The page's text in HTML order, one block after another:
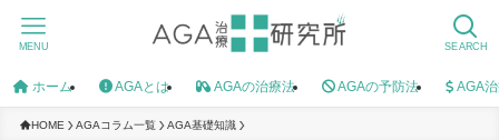
SEARCH
MENU
ホーム AGAとは AGAの治療法 AGAの予防法 AGA
HOME AGAコラム一覧 AGA基礎知識